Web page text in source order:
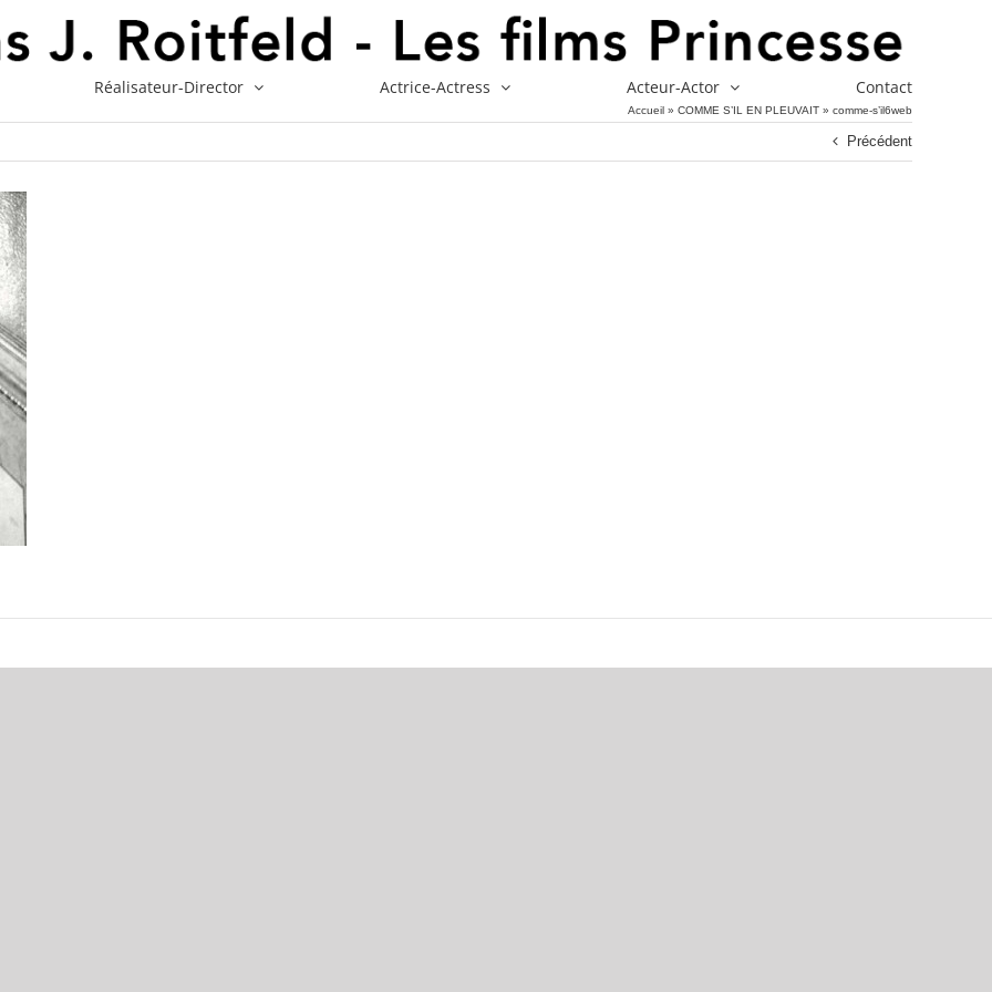
Réalisateur-Director Actrice-Actress Acteur-Actor Contact
Accueil » COMME S’IL EN PLEUVAIT » comme-s’il6web
Précédent